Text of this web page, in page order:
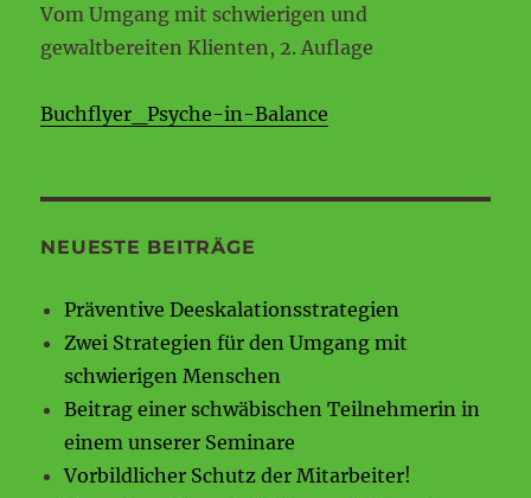
Vom Umgang mit schwierigen und
gewaltbereiten Klienten, 2. Auflage
Buchflyer_Psyche-in-Balance
NEUESTE BEITRÄGE
Präventive Deeskalationsstrategien
Zwei Strategien für den Umgang mit
schwierigen Menschen
Beitrag einer schwäbischen Teilnehmerin in
einem unserer Seminare
Vorbildlicher Schutz der Mitarbeiter!